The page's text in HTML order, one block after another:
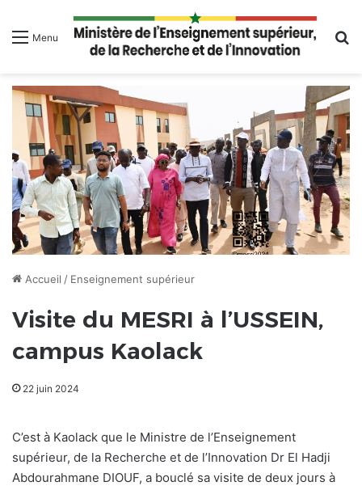
Menu
Accueil / Enseignement supérieur
Visite du MESRI à l’USSEIN,
campus Kaolack
22 juin 2024
C’est à Kaolack que le Ministre de l’Enseignement
supérieur, de la Recherche et de l’Innovation Dr El Hadji
Abdourahmane DIOUF, a bouclé sa visite de deux jours à